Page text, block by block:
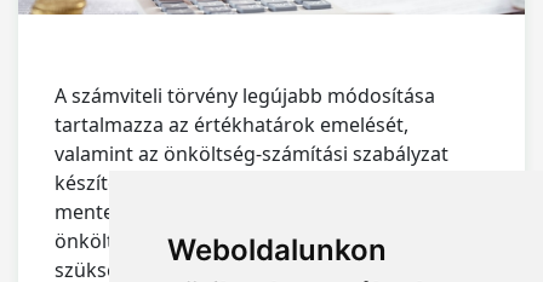
Weboldalunkon
A számviteli törvény legújabb módosítása
tartalmazza az értékhatárok emelését,
valamint az önköltség-számítási szabályzat
készítési kötelezettségre vonatkozó
mentesítési lehetőségeket. A változások az
önköltségszámítási szabályzat módosítását is
szükségessé teszik.